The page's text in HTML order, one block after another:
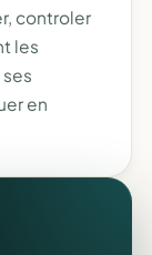
controler
les
en